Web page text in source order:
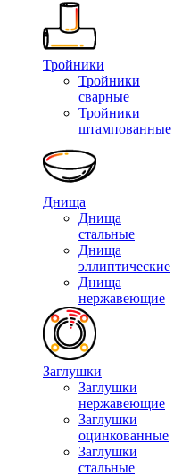
Тройники
Тройники
сварные
Тройники
штампованные
Днища
Днища
стальные
Днища
эллиптические
Днища
нержавеющие
Заглушки
Заглушки
нержавеющие
Заглушки
оцинкованные
Заглушки
стальные